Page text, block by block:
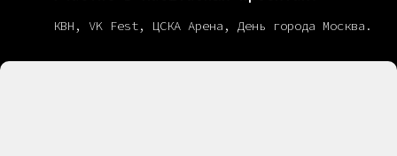
КВН, VK Fest, ЦСКА Арена, День города Москва.